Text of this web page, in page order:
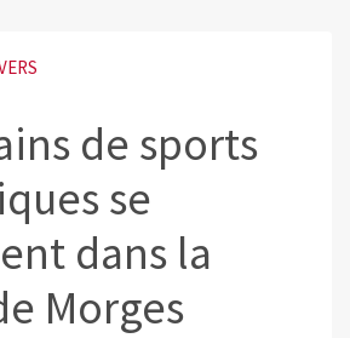
de sports
se
dans la
Morges